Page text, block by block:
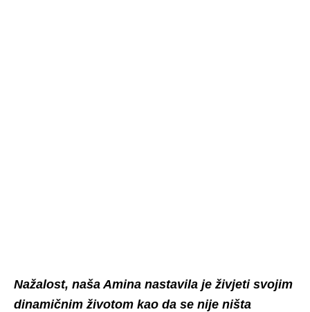
Nažalost, naša Amina nastavila je živjeti svojim
dinamičnim životom kao da se nije ništa